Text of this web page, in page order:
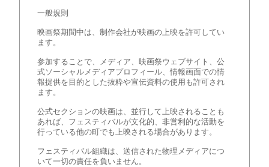
一般規則
映画祭期間中は、制作会社が映画の上映を許可してい
ます。
参加することで、メディア、映画祭ウェブサイト、公
式ソーシャルメディアプロフィール、情報画面での情
報提供を目的とした抜粋や宣伝資料の使用も許可され
ます。
公式セクションの映画は、並行して上映されることも
あれば、フェスティバルが文化的、非営利的な活動を
行っている他の町でも上映される場合があります。
フェスティバル組織は、送信された物理メディアにつ
いて一切の責任を負いません。